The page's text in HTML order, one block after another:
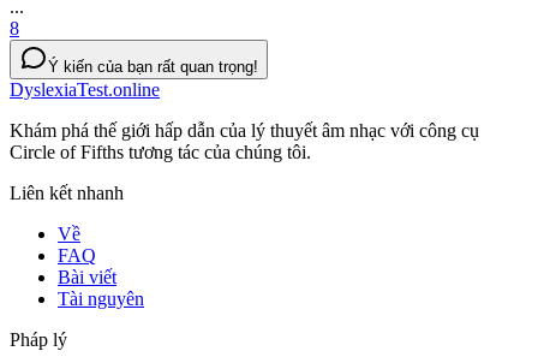
...
8
Ý kiến của bạn rất quan trọng!
DyslexiaTest.online
Khám phá thế giới hấp dẫn của lý thuyết âm nhạc với công cụ
Circle of Fifths tương tác của chúng tôi.
Liên kết nhanh
Về
FAQ
Bài viết
Tài nguyên
Pháp lý